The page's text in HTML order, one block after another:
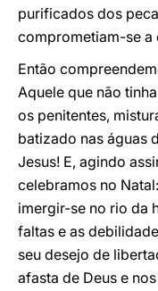
purificados dos
comprometiam-se a
Então
Aquele que não
os penitentes,
batizado nas águas
Jesus! E, agindo
celebramos no
imergir-se no rio da
faltas e as
seu desejo de
afasta de Deus e